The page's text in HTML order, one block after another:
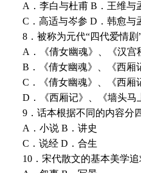
A．李白与杜甫 B．王维与
C．高适与岑参 D．韩愈与
8．被称为元代“四代爱
A．《倩女幽魂》、《汉宫
B．《倩女幽魂》、《西厢
C．《倩女幽魂》、《西厢
D．《西厢记》、《墙头马
9．话本根据不同的内容
A．小说 B．讲史
C．说经 D．合生
10．宋代散文的基本美